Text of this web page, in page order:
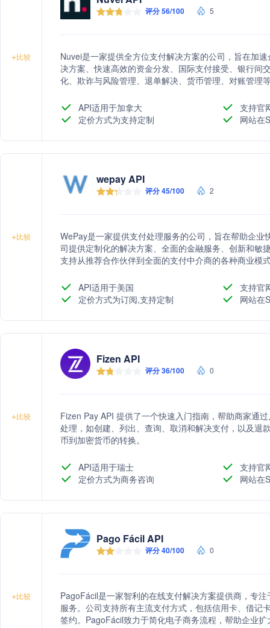
+比较
评分 56/100 5
Nuvei是一家提供全方位支付解决方案的公司，旨在加
决方案、快速高效的资金分发、国际支付接受、银行间
化、欺诈与风险管理、退单解决、货币管理、对账管理
业等不同领域提供定制化的支付解决方案。
API适用于加拿大
支持官
定价方式为支持定制
网站在
+比较
wepay API
评分 45/100 2
WePay是一家提供支付处理服务的公司，旨在帮助企
司提供定制化的解决方案、全面的金融服务、创新和敏
支持从推荐合作伙伴到全面的支付中介商的各种商业模
API适用于美国
支持官
定价方式为订阅,支持定制
网站在
+比较
Fizen API
评分 36/100 0
Fizen Pay API 提供了一个快速入门指南，帮助商家通
处理，如创建、列出、查询、取消和解决支付，以及退
币到加密货币的转换。
API适用于瑞士
支持官
定价方式为商务咨询
网站在
+比较
Pago Fácil API
评分 40/100 0
PagoFácil是一家智利的在线支付解决方案提供商，专
服务。公司支持所有主流支付方式，包括信用卡、借记
签约。PagoFácil致力于简化电子商务流程，帮助企业